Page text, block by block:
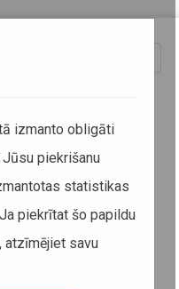
uzskaite
tonnām līdz
izmanto obligāti
piekrišanu
statistikas
piekrītat šo papildu
atzīmējiet savu